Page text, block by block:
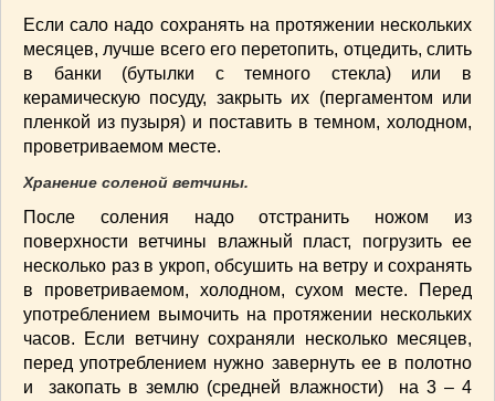
Если сало надо сохранять на протяжении нескольких
месяцев, лучше всего его перетопить, отцедить, слить
в банки (бутылки с темного стекла) или в
керамическую посуду, закрыть их (пергаментом или
пленкой из пузыря) и поставить в темном, холодном,
проветриваемом месте.
Хранение соленой ветчины.
После соления надо отстранить ножом из
поверхности ветчины влажный пласт, погрузить ее
несколько раз в укроп, обсушить на ветру и сохранять
в проветриваемом, холодном, сухом месте. Перед
употреблением вымочить на протяжении нескольких
часов. Если ветчину сохраняли несколько месяцев,
перед употреблением нужно завернуть ее в полотно
и закопать в землю (средней влажности) на 3 – 4